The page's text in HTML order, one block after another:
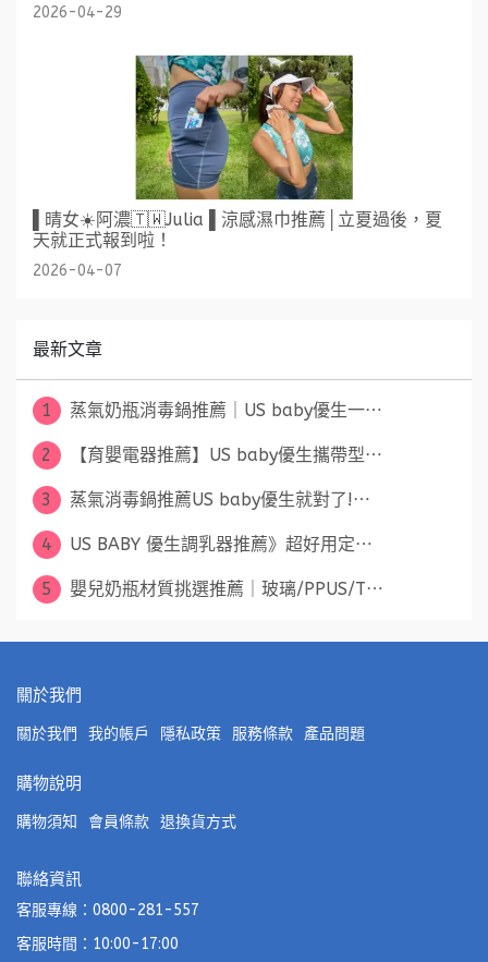
2026-04-29
▌晴女☀️阿濃🇹🇼Julia ▌涼感濕巾推薦│立夏過後，夏
天就正式報到啦！
2026-04-07
最新文章
1 蒸氣奶瓶消毒鍋推薦｜US baby優生一⋯
2 【育嬰電器推薦】US baby優生攜帶型⋯
3 蒸氣消毒鍋推薦US baby優生就對了!⋯
4 US BABY 優生調乳器推薦》超好用定⋯
5 嬰兒奶瓶材質挑選推薦｜玻璃/PPUS/T⋯
關於我們
關於我們 我的帳戶 隱私政策 服務條款 產品問題
購物說明
購物須知 會員條款 退換貨方式
聯絡資訊
客服專線：0800-281-557
客服時間：10:00-17:00